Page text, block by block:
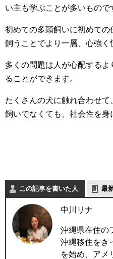
い主も学ぶことが多いもので
初めての多頭飼いに初めて
飼うことでより一層、心強く
多くの問題は人が心配する
ることができます。
たくさんの犬に触れ合わせ
飼いでなくても、社会性を身
この記事を書いた人 最
中川リナ
沖縄県在住の
沖縄移住をき
を始め、アメ